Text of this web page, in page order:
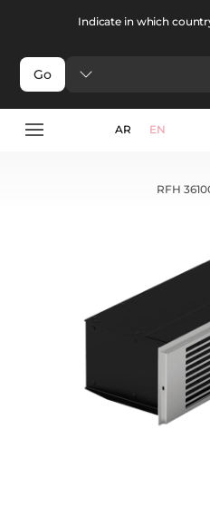
Indicate in which
Go
EN
AR
RFH